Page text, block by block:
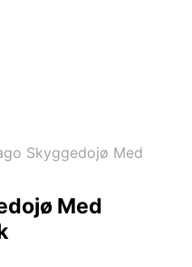
Skyggedojø Med
Med